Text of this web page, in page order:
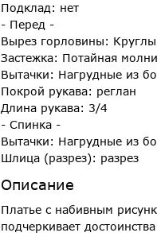
Подклад: нет
- Перед -
Вырез горловины:
Застежка: Потайная
Вытачки: Нагрудные из
Покрой рукава: реглан
Длина рукава: 3/4
- Спинка -
Вытачки: Нагрудные из
Шлица (разрез): разрез
Описание
Платье с набивным
подчеркивает